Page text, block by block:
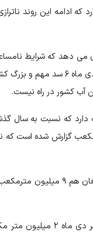
این روند
دهد که شرایط
آب کشور در راه نیست.
استان هرمزگان تا پایان دی ماه ۹
همچنین سد نهرین خراسان جنوبی هم ۱
طبق آمارها سد رودبال داراب در استان